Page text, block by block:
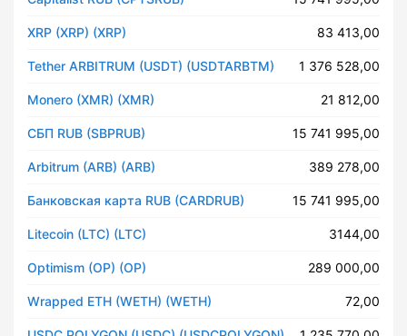
XRP (XRP) (XRP) 83 413,00
Tether ARBITRUM (USDT) (USDTARBTM) 1 376 528,00
Monero (XMR) (XMR) 21 812,00
СБП RUB (SBPRUB) 15 741 995,00
Arbitrum (ARB) (ARB) 389 278,00
Банковская карта RUB (CARDRUB) 15 741 995,00
Litecoin (LTC) (LTC) 3144,00
Optimism (OP) (OP) 289 000,00
Wrapped ETH (WETH) (WETH) 72,00